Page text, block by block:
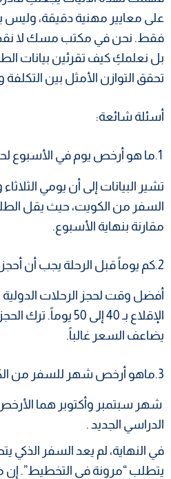
على معايير مهنية دقيقة، وليس
فقط. نحن في مكتب مسك لا
بل نعلمكِ كيف تقرئين بيانات
تحقق التوازن الأمثل بين التكلفة
أسئلة شائعة:
تشير البيانات إلى أن يومي
السفر من الكويت، حيث يقل
مقارنة بنهاية الأسبوع.
2.​كم يوماً قبل الرحلة يجب أن أحجز لأحصل على أفضل سعر؟
أفضل وقت لحجز الرحلات
الإقلاع بـ 40 إلى 50
يضاعف السعر غالباً.​
3.ماهو أرخص شهر للسفر من الكويت إلى مصر؟
شهر سبتمبر وأكتوبر هما الأرخص
الدراسي الجديد .
​في النهاية، لم يعد السفر الذكي
يتطلب “مرونة في التخطيط”. إن